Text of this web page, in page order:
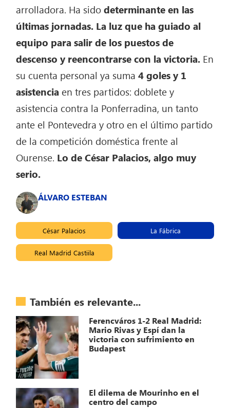
arrolladora. Ha sidodeterminante en las
últimas jornadas. La luz que ha guiado al
equipo para salir de los puestos de
descenso y reencontrarse con la victoria. En
su cuenta personal ya suma4 goles y 1
asistencia en tres partidos: doblete y
asistencia contra la Ponferradina, un tanto
ante el Pontevedra y otro en el último partido
de la competición doméstica frente al
Ourense. Lo de César Palacios, algo muy
serio.
ÁLVARO ESTEBAN
César Palacios La Fábrica
Real Madrid Castiila
También es relevante...
Ferencváros 1-2 Real Madrid:
Mario Rivas y Espí dan la
victoria con sufrimiento en
Budapest
El dilema de Mourinho en el
centro del campo